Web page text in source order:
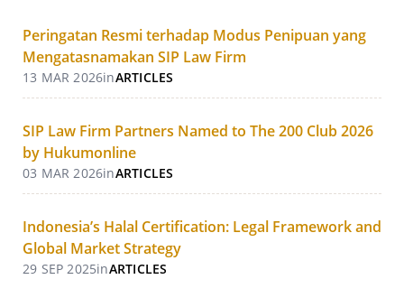
Peringatan Resmi terhadap Modus Penipuan yang
Mengatasnamakan SIP Law Firm
13 MAR 2026inARTICLES
SIP Law Firm Partners Named to The 200 Club 2026
by Hukumonline
03 MAR 2026inARTICLES
Indonesia’s Halal Certification: Legal Framework and
Global Market Strategy
29 SEP 2025inARTICLES